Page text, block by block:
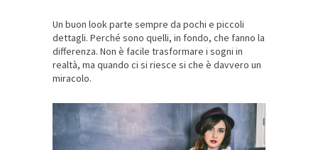
Un buon look parte sempre da pochi e piccoli
dettagli. Perché sono quelli, in fondo, che fanno la
differenza. Non è facile trasformare i sogni in
realtà, ma quando ci si riesce si che è davvero un
miracolo.